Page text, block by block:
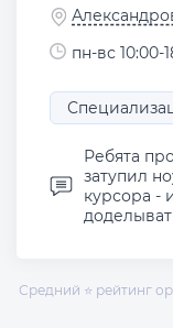
пн-вс 10:00-
Ребята
затупил
курсора -
Средний ⭐ рейтинг